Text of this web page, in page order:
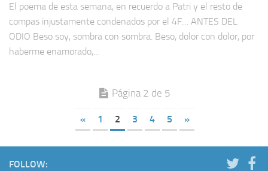
El poema de esta semana, en recuerdo a Patri y el resto de
compas injustamente condenados por el 4F… ANTES DEL
ODIO Beso soy, sombra con sombra. Beso, dolor con dolor, por
haberme enamorado,...
Página 2 de 5
« 1 2 3 4 5 »
FOLLOW: